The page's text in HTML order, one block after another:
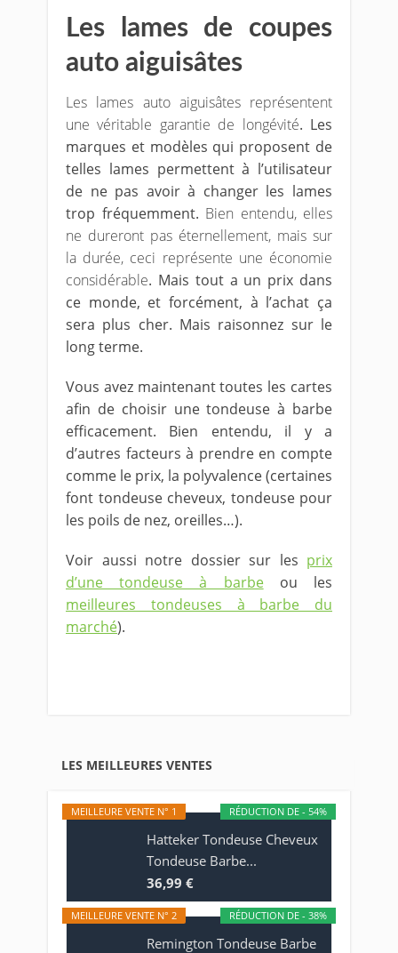
Les lames de coupes
auto aiguisâtes
Les lames auto aiguisâtes représentent
une véritable garantie de longévité. Les
marques et modèles qui proposent de
telles lames permettent à l’utilisateur
de ne pas avoir à changer les lames
trop fréquemment. Bien entendu, elles
ne dureront pas éternellement, mais sur
la durée, ceci représente une économie
considérable. Mais tout a un prix dans
ce monde, et forcément, à l’achat ça
sera plus cher. Mais raisonnez sur le
long terme.
Vous avez maintenant toutes les cartes
afin de choisir une tondeuse à barbe
efficacement. Bien entendu, il y a
d’autres facteurs à prendre en compte
comme le prix, la polyvalence (certaines
font tondeuse cheveux, tondeuse pour
les poils de nez, oreilles…).
Voir aussi notre dossier sur les prix
d’une tondeuse à barbeou les
meilleures tondeuses à barbe du
marché).
LES MEILLEURES VENTES
RÉDUCTION DE - 54%
MEILLEURE VENTE N° 1
Hatteker Tondeuse Cheveux
Tondeuse Barbe...
36,99 €
RÉDUCTION DE - 38%
MEILLEURE VENTE N° 2
Remington Tondeuse Barbe